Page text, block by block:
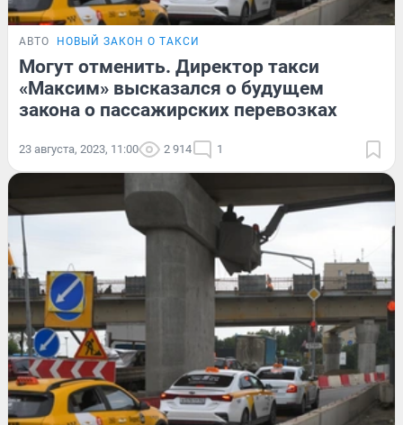
АВТО НОВЫЙ ЗАКОН О ТАКСИ
Могут отменить. Директор такси
«Максим» высказался о будущем
закона о пассажирских перевозках
23 августа, 2023, 11:00 2 914 1